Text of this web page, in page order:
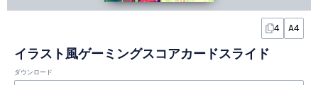
4 A4
イラスト風ゲーミングスコアカードスライド
ダウンロード